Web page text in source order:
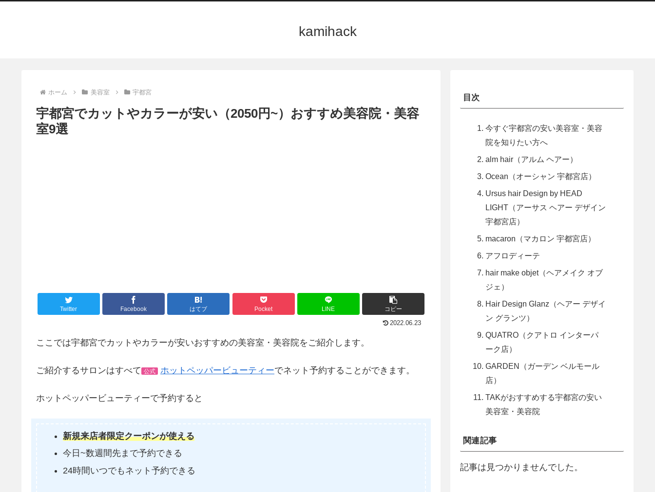
kamihack
ホーム 美容室 宇都宮
宇都宮でカットやカラーが安い（2050円~）おすすめ美容院・美容
室9選
Twitter Facebook はてブ Pocket LINE コピー
2022.06.23
ここでは宇都宮でカットやカラーが安いおすすめの美容室・美容院をご紹介します。
ご紹介するサロンはすべて 公式 ホットペッパービューティーでネット予約することができます。
ホットペッパービューティーで予約すると
新規来店者限定クーポンが使える
今日~数週間先まで予約できる
24時間いつでもネット予約できる
目次
今すぐ宇都宮の安い美容室・美容
院を知りたい方へ
alm hair（アルム ヘアー）
Ocean（オーシャン 宇都宮店）
Ursus hair Design by HEAD
LIGHT（アーサス ヘアー デザイン
宇都宮店）
macaron（マカロン 宇都宮店）
アフロディーテ
hair make objet（ヘアメイク オブ
ジェ）
Hair Design Glanz（ヘアー デザイ
ン グランツ）
QUATRO（クアトロ インターパ
ーク店）
GARDEN（ガーデン ベルモール
店）
TAKがおすすめする宇都宮の安い
美容室・美容院
関連記事
記事は見つかりませんでした。